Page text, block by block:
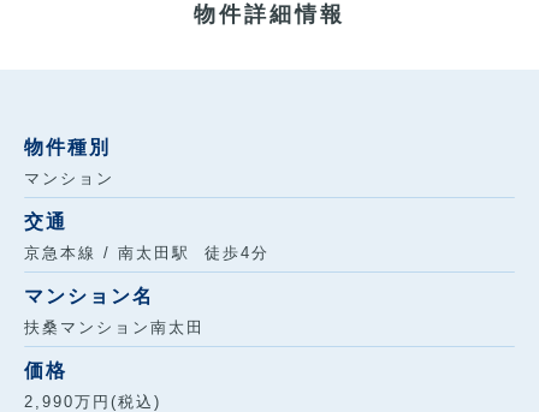
物件詳細情報
物件種別
マンション
交通
京急本線 / 南太田駅 徒歩4分
マンション名
扶桑マンション南太田
価格
2,990万円(税込)